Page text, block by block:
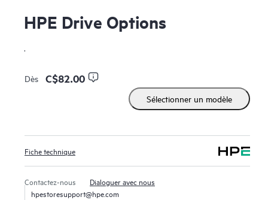
HPE Drive Options
.
Dès C$82.00
Sélectionner un modèle
Fiche technique
Contactez-nous
Dialoguer avec nous
hpestoresupport@hpe.com